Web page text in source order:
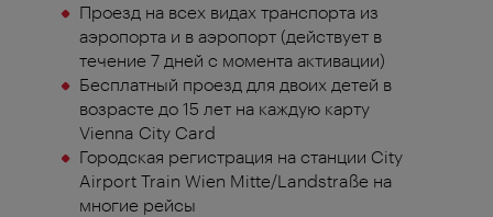
Проезд на всех видах транспорта из
аэропорта и в аэропорт (действует в
течение 7 дней с момента активации)
Бесплатный проезд для двоих детей в
возрасте до 15 лет на каждую карту
Vienna City Card
Городская регистрация на станции City
Airport Train Wien Mitte/Landstraße на
многие рейсы